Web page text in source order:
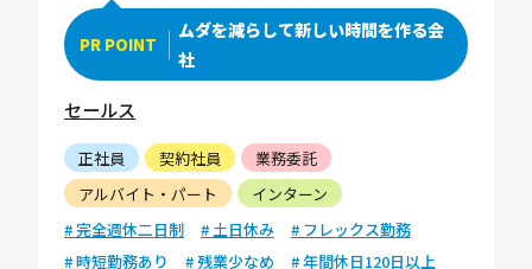
PR POINT
ムダを減らして新しい時間を作る会
社
セールス
正社員 契約社員
業務委託
アルバイト・パート
インターン
# 完全週休二日制
# 土日休み
# フレックス勤務
# 時短勤務あり
# 残業少なめ # 年間休日120日以上